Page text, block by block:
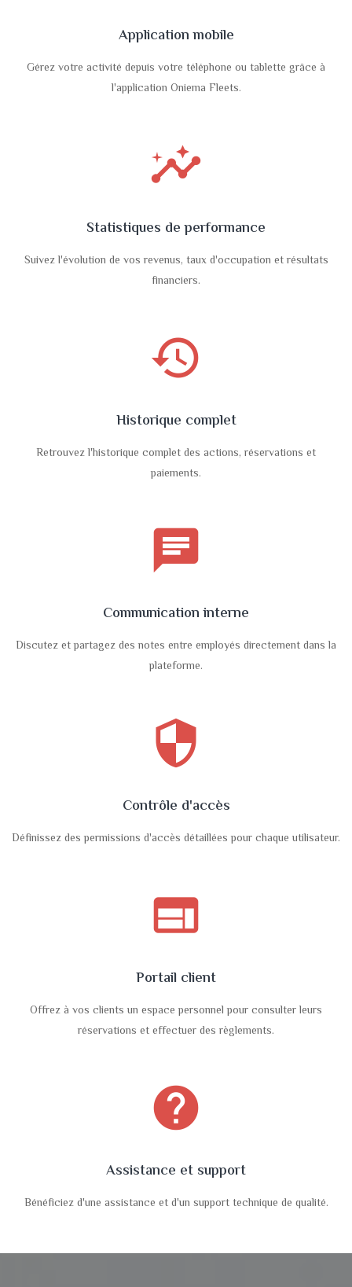
Application mobile
Gérez votre activité depuis votre téléphone ou tablette grâce à
l'application Oniema Fleets.
insights
Statistiques de performance
Suivez l'évolution de vos revenus, taux d'occupation et résultats
financiers.
history
Historique complet
Retrouvez l'historique complet des actions, réservations et
paiements.
chat
Communication interne
Discutez et partagez des notes entre employés directement dans la
plateforme.
security
Contrôle d'accès
Définissez des permissions d'accès détaillées pour chaque utilisateur.
web
Portail client
Offrez à vos clients un espace personnel pour consulter leurs
réservations et effectuer des règlements.
help
Assistance et support
Bénéficiez d'une assistance et d'un support technique de qualité.